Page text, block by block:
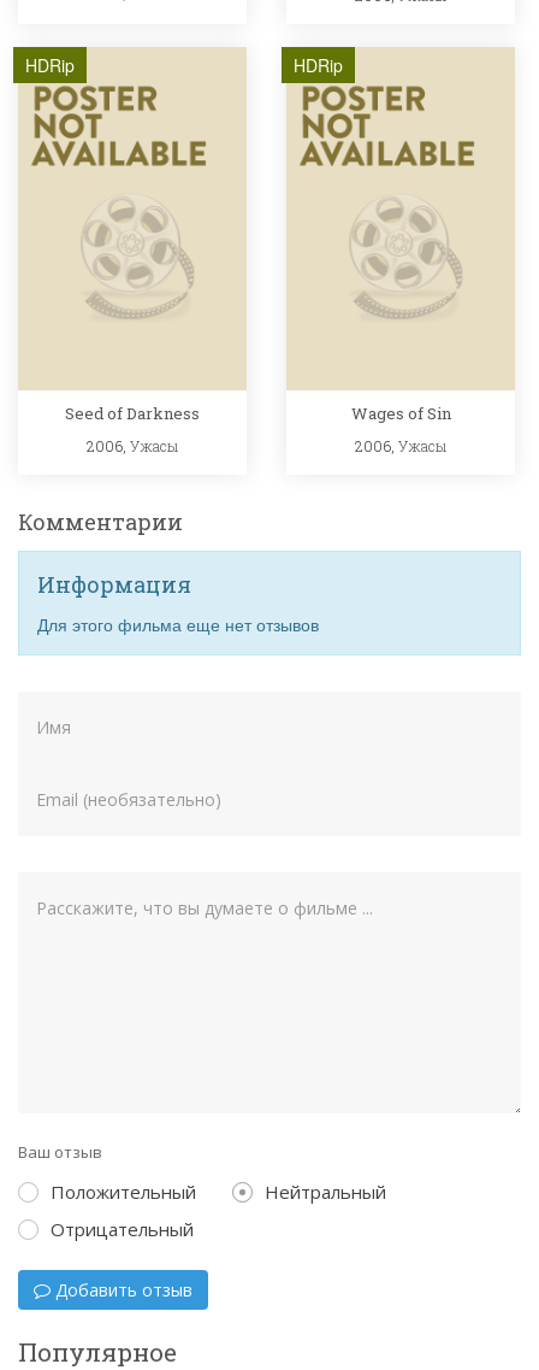
HDRip
Seed of Darkness
2006, Ужасы
HDRip
Wages of Sin
2006,Ужасы
Комментарии
Информация
Для этого фильма еще нет отзывов
Ваш отзыв
Положительный
Нейтральный
Отрицательный
Добавить отзыв
Популярное